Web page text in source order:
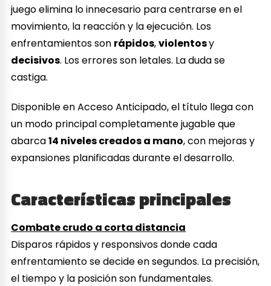
juego elimina lo innecesario para centrarse en el
movimiento, la reacción y la ejecución. Los
enfrentamientos son rápidos,violentosy
decisivos. Los errores son letales. La duda se
castiga.
Disponible en Acceso Anticipado, el título llega con
un modo principal completamente jugable que
abarca14 niveles creados a mano, con mejoras y
expansiones planificadas durante el desarrollo.
Características principales
Combate crudo a corta distancia
Disparos rápidos y responsivos donde cada
enfrentamiento se decide en segundos. La precisión,
el tiempo y la posición son fundamentales.